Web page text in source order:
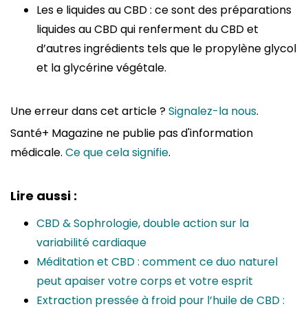
Les e liquides au CBD : ce sont des préparations
liquides au CBD qui renferment du CBD et
d’autres ingrédients tels que le propylène glycol
et la glycérine végétale.
Une erreur dans cet article ?Signalez-la nous.
Santé+ Magazine ne publie pas d'information
médicale. Ce que cela signifie.
Lire aussi :
CBD & Sophrologie, double action sur la
variabilité cardiaque
Méditation et CBD : comment ce duo naturel
peut apaiser votre corps et votre esprit
Extraction pressée à froid pour l’huile de CBD :